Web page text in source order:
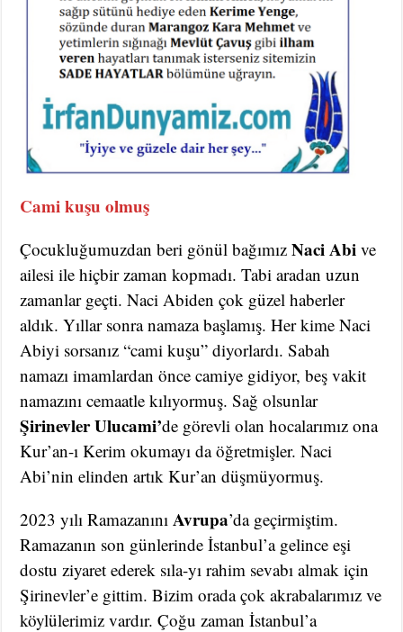
Cami kuşu olmuş
Çocukluğumuzdan beri gönül bağımızNaci Abi ve
ailesi ile hiçbir zaman kopmadı. Tabi aradan uzun
zamanlar geçti. Naci Abiden çok güzel haberler
aldık. Yıllar sonra namaza başlamış. Her kime Naci
Abiyi sorsanız “cami kuşu” diyorlardı. Sabah
namazı imamlardan önce camiye gidiyor, beş vakit
namazını cemaatle kılıyormuş. Sağ olsunlar
Şirinevler Ulucami’de görevli olan hocalarımız ona
Kur’an-ı Kerim okumayı da öğretmişler. Naci
Abi’nin elinden artık Kur’an düşmüyormuş.
2023 yılı Ramazanını Avrupa’da geçirmiştim.
Ramazanın son günlerinde İstanbul’a gelince eşi
dostu ziyaret ederek sıla-yı rahim sevabı almak için
Şirinevler’e gittim. Bizim orada çok akrabalarımız ve
köylülerimiz vardır. Çoğu zaman İstanbul’a